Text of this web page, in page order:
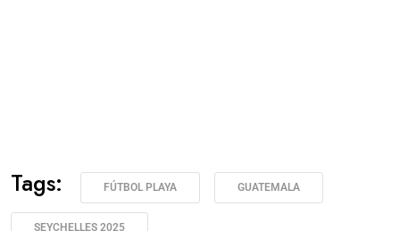
Tags: FÚTBOL PLAYA GUATEMALA
SEYCHELLES 2025